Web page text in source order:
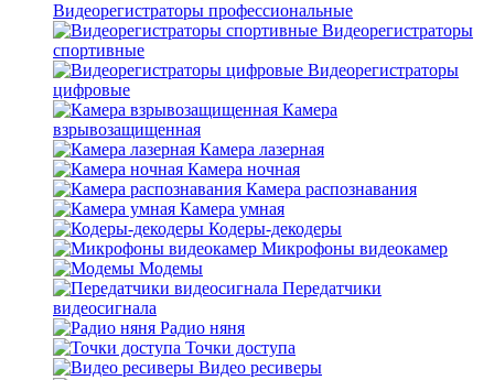
Видеорегистраторы профессиональные
Видеорегистраторы
спортивные
Видеорегистраторы
цифровые
Камера
взрывозащищенная
Камера лазерная
Камера ночная
Камера распознавания
Камера умная
Кодеры-декодеры
Микрофоны видеокамер
Модемы
Передатчики
видеосигнала
Радио няня
Точки доступа
Видео ресиверы